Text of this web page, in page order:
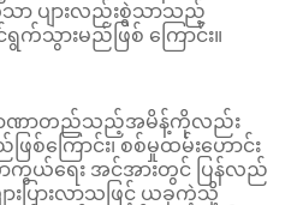
သာ ပျားလည်းစွဲသာသည့်
က်သွားမည်ဖြစ် ကြောင်း။
ာဏာတည်သည့်အမိန့်ကိုလည်း
ကြောင်း၊ စစ်မှုထမ်းဟောင်း
ာကွယ်ရေး အင်အားတွင် ပြန်လည်
းပြားလာသဖြင့် ယခုကဲ့သို့